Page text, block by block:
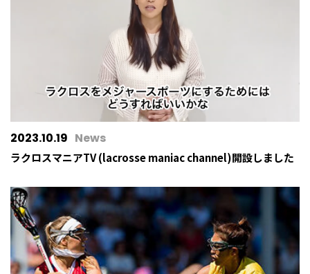
2023.10.19 News
ラクロスマニアTV (lacrosse maniac channel)開設しました